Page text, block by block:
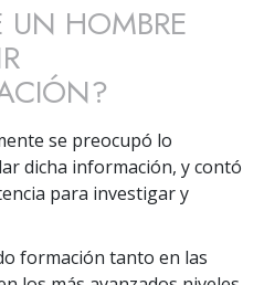
HOMBRE
se preocupó lo
dicha información, y contó
para investigar y
formación tanto en las